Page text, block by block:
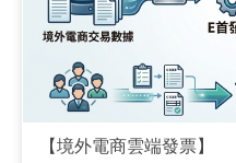
【境外電商雲端發票】